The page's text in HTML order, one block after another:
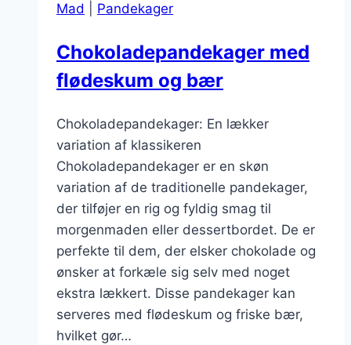
Mad
Pandekager
Chokoladepandekager med
flødeskum og bær
Chokoladepandekager: En lækker
variation af klassikeren
Chokoladepandekager er en skøn
variation af de traditionelle pandekager,
der tilføjer en rig og fyldig smag til
morgenmaden eller dessertbordet. De er
perfekte til dem, der elsker chokolade og
ønsker at forkæle sig selv med noget
ekstra lækkert. Disse pandekager kan
serveres med flødeskum og friske bær,
hvilket gør…